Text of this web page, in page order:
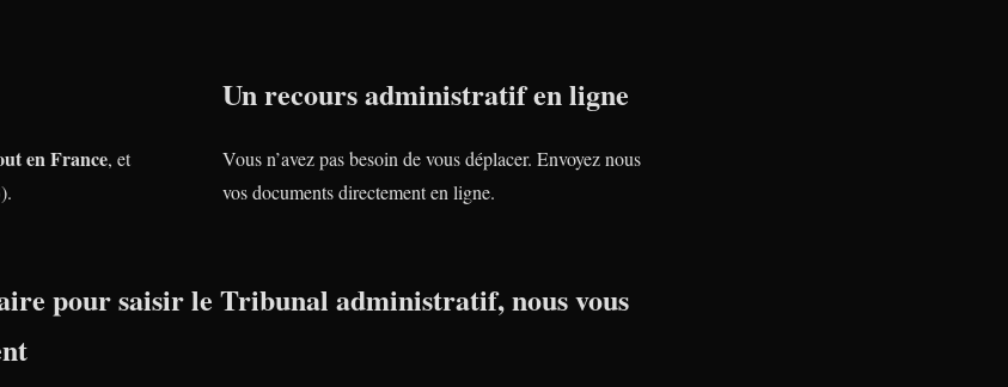
en France, et
Un recours administratif en ligne
Vous n’avez pas besoin de vous déplacer. Envoyez nous
vos documents directement en ligne.
pour saisir le Tribunal administratif, nous vous